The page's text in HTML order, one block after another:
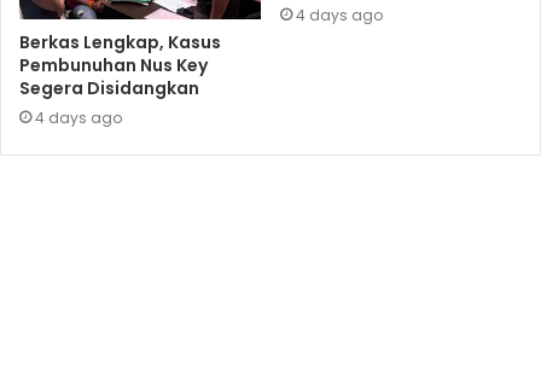
Berkas Lengkap, Kasus
Pembunuhan Nus Key
Segera Disidangkan
4 days ago
4 days ago